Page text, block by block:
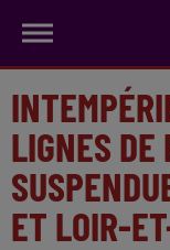
LIGNES DE
ET LOIR-